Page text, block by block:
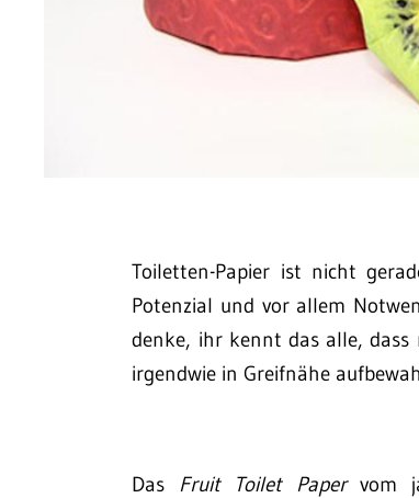
Toiletten-Papier ist nicht
Potenzial und vor allem
denke, ihr kennt das alle,
irgendwie in Greifnähe
Das Fruit Toilet Papervom